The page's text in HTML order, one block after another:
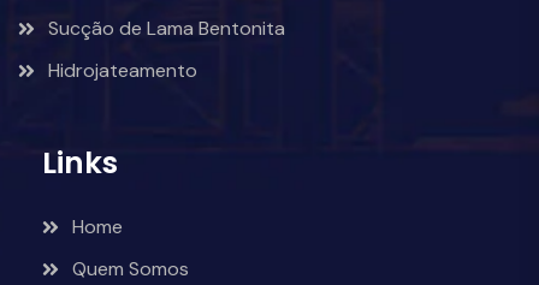
Sucção de Lama Bentonita
Hidrojateamento
Links
Home
Quem Somos